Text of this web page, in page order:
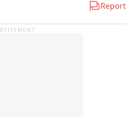
पर गिर गया। उसके बाद घोड़ा अंधाधुंध
Report